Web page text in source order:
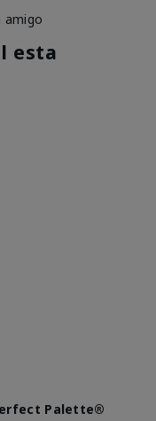
amigo
esta
Palette®